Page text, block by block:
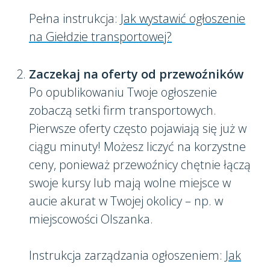
Pełna instrukcja: Jak wystawić ogłoszenie
na Giełdzie transportowej?
Zaczekaj na oferty od przewoźników
Po opublikowaniu Twoje ogłoszenie
zobaczą setki firm transportowych.
Pierwsze oferty często pojawiają się już w
ciągu minuty! Możesz liczyć na korzystne
ceny, ponieważ przewoźnicy chętnie łączą
swoje kursy lub mają wolne miejsce w
aucie akurat w Twojej okolicy – np. w
miejscowości Olszanka.
Instrukcja zarządzania ogłoszeniem: Jak